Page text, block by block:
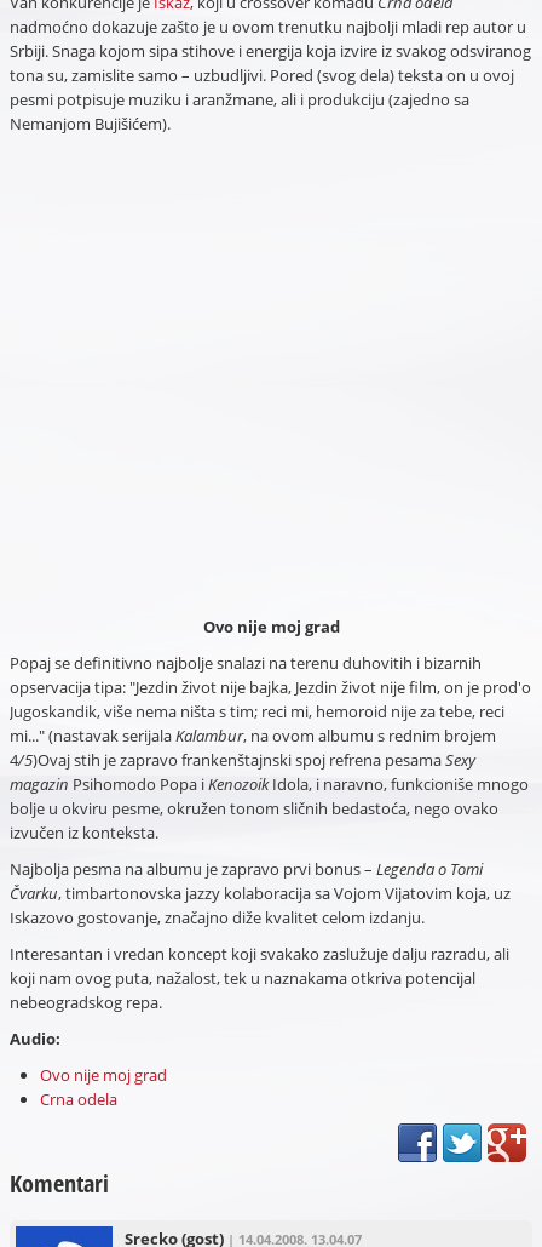
nadmoćno dokazuje zašto je u ovom trenutku najbolji mladi rep autor u
Srbiji. Snaga kojom sipa stihove i energija koja izvire iz svakog odsviranog
tona su, zamislite samo – uzbudljivi. Pored (svog dela) teksta on u ovoj
pesmi potpisuje muziku i aranžmane, ali i produkciju (zajedno sa
Nemanjom Bujišićem).
Ovo nije moj grad
Popaj se definitivno najbolje snalazi na terenu duhovitih i bizarnih
opservacija tipa: "Jezdin život nije bajka, Jezdin život nije film, on je prod'o
Jugoskandik, više nema ništa s tim; reci mi, hemoroid nije za tebe, reci
mi..." (nastavak serijalaKalambur, na ovom albumu s rednim brojem
4/5)Ovaj stih je zapravo frankenštajnski spoj refrena pesamaSexy
magazin Psihomodo Popa iKenozoikIdola, i naravno, funkcioniše mnogo
bolje u okviru pesme, okružen tonom sličnih bedastoća, nego ovako
izvučen iz konteksta.
Najbolja pesma na albumu je zapravo prvi bonus – Legenda o Tomi
Čvarku, timbartonovska jazzy kolaboracija sa Vojom Vijatovim koja, uz
Iskazovo gostovanje, značajno diže kvalitet celom izdanju.
Interesantan i vredan koncept koji svakako zaslužuje dalju razradu, ali
koji nam ovog puta, nažalost, tek u naznakama otkriva potencijal
nebeogradskog repa.
Audio:
Ovo nije moj grad
Crna odela
Komentari
Srecko(gost) | 14.04.2008. 13.04.07